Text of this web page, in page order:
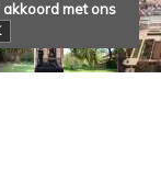
met ons